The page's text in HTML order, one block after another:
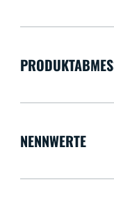
NENNWERTE